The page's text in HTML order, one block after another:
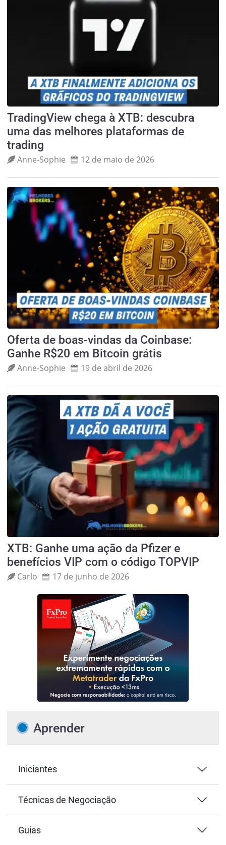
TradingView chega à XTB: descubra
uma das melhores plataformas de
trading
Anne‑Sophie 12 de maio de 2026
Oferta de boas-vindas da Coinbase:
Ganhe R$20 em Bitcoin grátis
Anne‑Sophie 19 de abril de 2026
XTB: Ganhe uma ação da Pfizer e
benefícios VIP com o código TOPVIP
Carlo 17 de junho de 2026
Aprender
Iniciantes
Técnicas de Negociação
Guias